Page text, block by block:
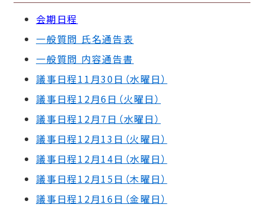
会期日程
一般質問 氏名通告表
一般質問 内容通告書
議事日程11月30日（水曜日）
議事日程12月6日（火曜日）
議事日程12月7日（水曜日）
議事日程12月13日（火曜日）
議事日程12月14日（水曜日）
議事日程12月15日（木曜日）
議事日程12月16日（金曜日）